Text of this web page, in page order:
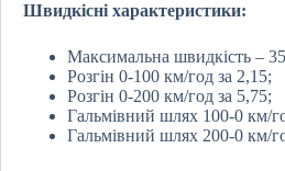
Швидкісні характеристики:
Максимальна швидкість –
Розгін 0-100 км/год за 2,15;
Розгін 0-200 км/год за 5,75;
Гальмівний шлях 100-0 км/
Гальмівний шлях 200-0 км/